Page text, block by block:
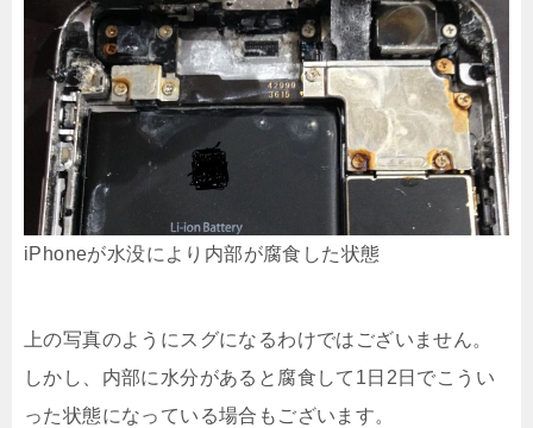
iPhoneが水没により内部が腐食した状態
上の写真のようにスグになるわけではございません。
しかし、内部に水分があると腐食して1日2日でこうい
った状態になっている場合もございます。